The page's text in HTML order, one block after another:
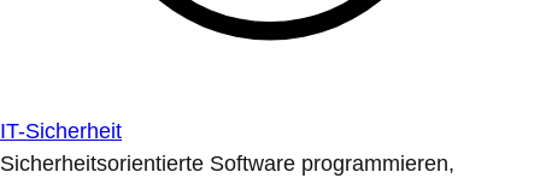
IT-Sicherheit
Sicherheitsorientierte Software programmieren,